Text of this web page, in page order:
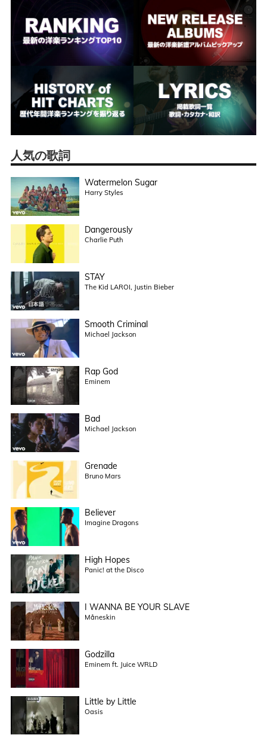
人気の歌詞
Watermelon Sugar
Harry Styles
Dangerously
Charlie Puth
STAY
The Kid LAROI, Justin Bieber
Smooth Criminal
Michael Jackson
Rap God
Eminem
Bad
Michael Jackson
Grenade
Bruno Mars
Believer
Imagine Dragons
High Hopes
Panic! at the Disco
I WANNA BE YOUR SLAVE
Måneskin
Godzilla
Eminem ft. Juice WRLD
Little by Little
Oasis